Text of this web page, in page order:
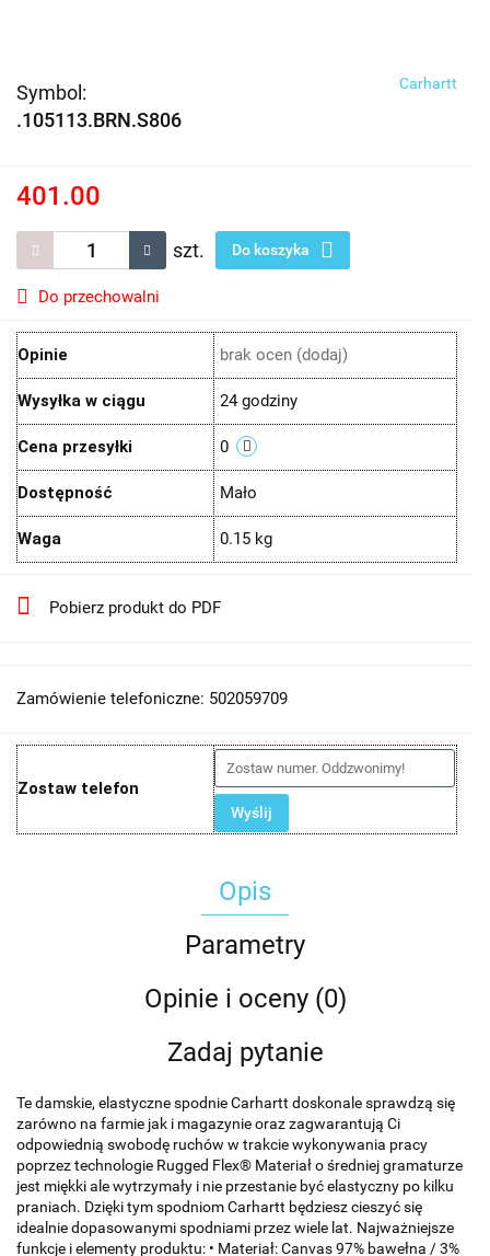
Symbol:
.105113.BRN.S806
Carhartt
401.00
szt. Do koszyka
Do przechowalni
Opinie brak ocen (dodaj)
Wysyłka w ciągu 24 godziny
Cena przesyłki 0
Dostępność Mało
Waga 0.15 kg
Pobierz produkt do PDF
Zamówienie telefoniczne: 502059709
Zostaw telefon
Wyślij
Opis
Parametry
Opinie i oceny (0)
Zadaj pytanie
Te damskie, elastyczne spodnie Carhartt doskonale sprawdzą się
zarówno na farmie jak i magazynie oraz zagwarantują Ci
odpowiednią swobodę ruchów w trakcie wykonywania pracy
poprzez technologie Rugged Flex® Materiał o średniej gramaturze
jest miękki ale wytrzymały i nie przestanie być elastyczny po kilku
praniach. Dzięki tym spodniom Carhartt będziesz cieszyć się
idealnie dopasowanymi spodniami przez wiele lat. Najważniejsze
funkcje i elementy produktu: • Materiał: Canvas 97% bawełna / 3%